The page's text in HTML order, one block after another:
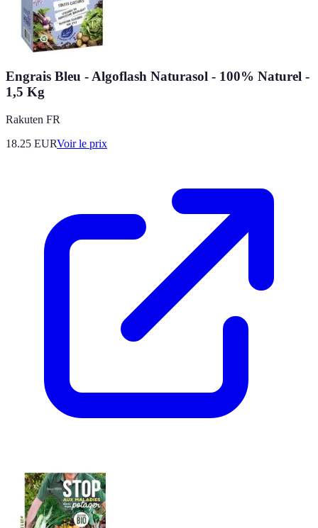
Engrais Bleu - Algoflash Naturasol - 100% Naturel -
1,5 Kg
Rakuten FR
18.25 EURVoir le prix